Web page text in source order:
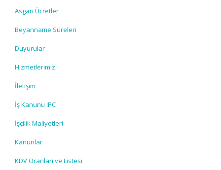
Asgari Ücretler
Beyanname Süreleri
Duyurular
Hizmetlerimiz
İletişim
İş Kanunu IPC
İşçilik Maliyetleri
Kanunlar
KDV Oranları ve Listesi